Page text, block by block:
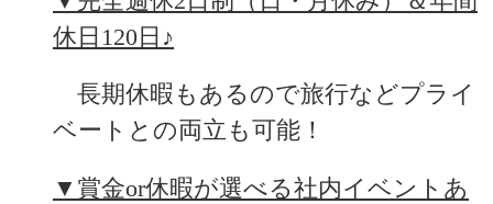
休日120日♪
長期休暇もあるので旅行などプライ
ベートとの両立も可能！
▼賞金or休暇が選べる社内イベントあ